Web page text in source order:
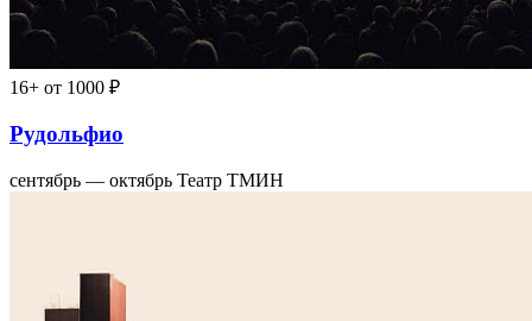
16+ от 1000 ₽
Рудольфио
сентябрь — октябрь Театр ТМИН